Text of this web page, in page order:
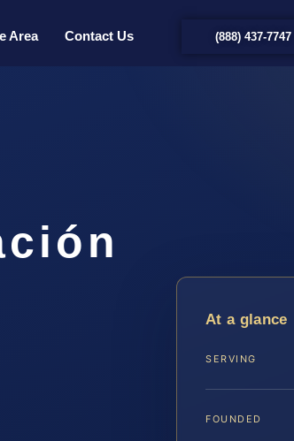
Area Contact Us (888) 437-7747
At a glance
SERVING
FOUNDED